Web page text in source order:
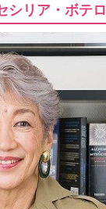
シリア・ボテロ